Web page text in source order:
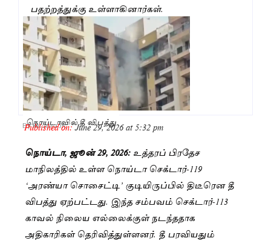
பதற்றத்துக்கு உள்ளாகினார்கள்.
நொய்டாவில் தீ விபத்து
BySaranya JK
Published on:June 29, 2026 at 5:32 pm
நொய்டா, ஜூன் 29, 2026: உத்தரப் பிரதேச
மாநிலத்தில் உள்ள நொய்டா செக்டார்-119
‘அரண்யா சொசைட்டி’ குடியிருப்பில் திடீரென தீ
விபத்து ஏற்பட்டது. இந்த சம்பவம் செக்டார்-113
காவல் நிலைய எல்லைக்குள் நடந்ததாக
அதிகாரிகள் தெரிவித்துள்ளனர். தீ பரவியதும்